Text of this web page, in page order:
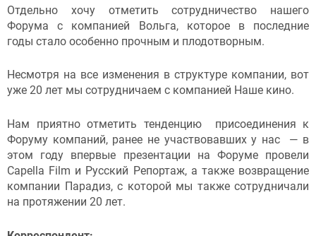
Отдельно хочу отметить сотрудничество нашего
Форума с компанией Вольга, которое в последние
годы стало особенно прочным и плодотворным.
Несмотря на все изменения в структуре компании, вот
уже 20 лет мы сотрудничаем с компанией Наше кино.
Нам приятно отметить тенденцию присоединения к
Форуму компаний, ранее не участвовавших у нас — в
этом году впервые презентации на Форуме провели
Capella Film и Русский Репортаж, а также возвращение
компании Парадиз, с которой мы также сотрудничали
на протяжении 20 лет.